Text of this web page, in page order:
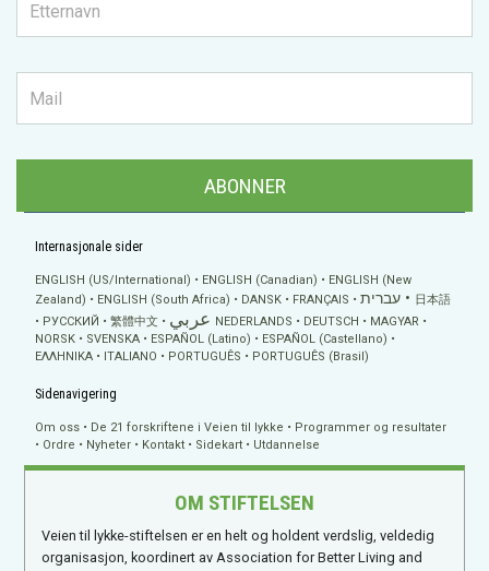
ABONNER
Internasjonale sider
ENGLISH (US/International) ENGLISH (Canadian)
ENGLISH (New
Zealand)
ENGLISH (South Africa) DANSK FRANÇAIS עברית
日本語
РУССКИЙ
繁體中文 عربي NEDERLANDS DEUTSCH
MAGYAR
NORSK
SVENSKA ESPAÑOL (Latino)
ESPAÑOL (Castellano)
ΕΛΛΗΝΙΚA
ITALIANO PORTUGUÊS PORTUGUÊS (Brasil)
Sidenavigering
Om oss De 21 forskriftene i Veien til lykke
Programmer og resultater
Ordre
Nyheter Kontakt Sidekart Utdannelse
OM STIFTELSEN
Veien til lykke-stiftelsen er en helt og holdent verdslig, veldedig
organisasjon, koordinert av Association for Better Living and